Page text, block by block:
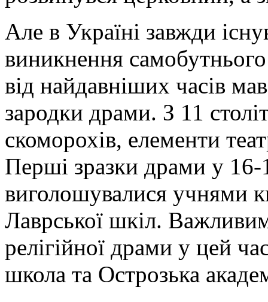
Але в Україні завжди
виникнення
від найдавніших часів
зародки драми. З 11
скоморохів, елементи
Перші зразки драми у 16-
виголошувалися учнями
Лаврської шкіл.
релігійної драми у цей
школа та Острозька